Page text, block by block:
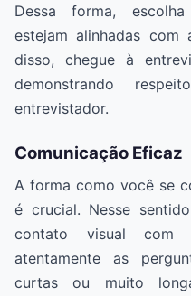
Dessa forma,
estejam alinhadas com
disso, chegue à
demonstrando
entrevistador.
Comunicação Eficaz
A forma como você se
é crucial. Nesse
contato visual com
atentamente as
curtas ou muito